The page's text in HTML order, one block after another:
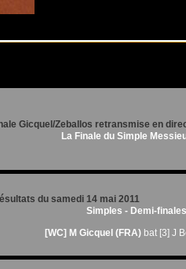
Gicquel/Zeballos retransmise en
La Finale du Simple
du samedi 14 mai 2011
Simples - Demi-
[WC] M Gicquel (FRA) bat [3] J